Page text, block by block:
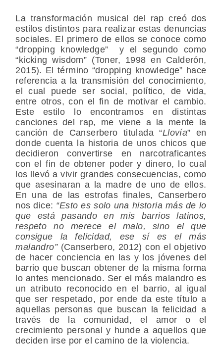
La transformación musical del rap creó dos
estilos distintos para realizar estas denuncias
sociales. El primero de ellos se conoce como
“dropping knowledge” y el segundo como
“kicking wisdom” (Toner, 1998 en Calderón,
2015). El término “dropping knowledge” hace
referencia a la transmisión del conocimiento,
el cual puede ser social, político, de vida,
entre otros, con el fin de motivar el cambio.
Este estilo lo encontramos en distintas
canciones del rap, me viene a la mente la
canción de Canserbero titulada “Llovía” en
donde cuenta la historia de unos chicos que
decidieron convertirse en narcotraficantes
con el fin de obtener poder y dinero, lo cual
los llevó a vivir grandes consecuencias, como
que asesinaran a la madre de uno de ellos.
En una de las estrofas finales, Canserbero
nos dice: “Esto es solo una historia más de lo
que está pasando en mis barrios latinos,
respeto no merece el malo, sino el que
consigue la felicidad, ese sí es el más
malandro”(Canserbero, 2012) con el objetivo
de hacer conciencia en las y los jóvenes del
barrio que buscan obtener de la misma forma
lo antes mencionado. Ser el más malandro es
un atributo reconocido en el barrio, al igual
que ser respetado, por ende da este título a
aquellas personas que buscan la felicidad a
través de la comunidad, el amor o el
crecimiento personal y hunde a aquellos que
deciden irse por el camino de la violencia.